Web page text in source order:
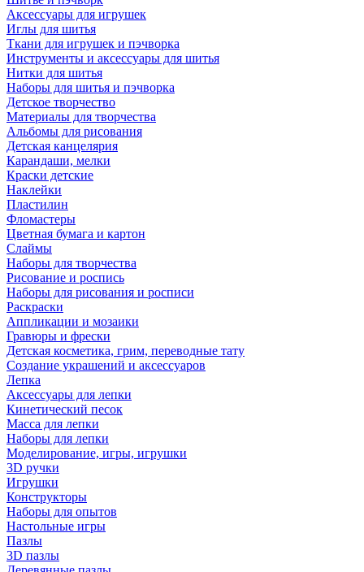
Аксессуары для игрушек
Иглы для шитья
Ткани для игрушек и пэчворка
Инструменты и аксессуары для шитья
Нитки для шитья
Наборы для шитья и пэчворка
Детское творчество
Материалы для творчества
Альбомы для рисования
Детская канцелярия
Карандаши, мелки
Краски детские
Наклейки
Пластилин
Фломастеры
Цветная бумага и картон
Слаймы
Наборы для творчества
Рисование и роспись
Наборы для рисования и росписи
Раскраски
Аппликации и мозаики
Гравюры и фрески
Детская косметика, грим, переводные тату
Создание украшений и аксессуаров
Лепка
Аксессуары для лепки
Кинетический песок
Масса для лепки
Наборы для лепки
Моделирование, игры, игрушки
3D ручки
Игрушки
Конструкторы
Наборы для опытов
Настольные игры
Пазлы
3D пазлы